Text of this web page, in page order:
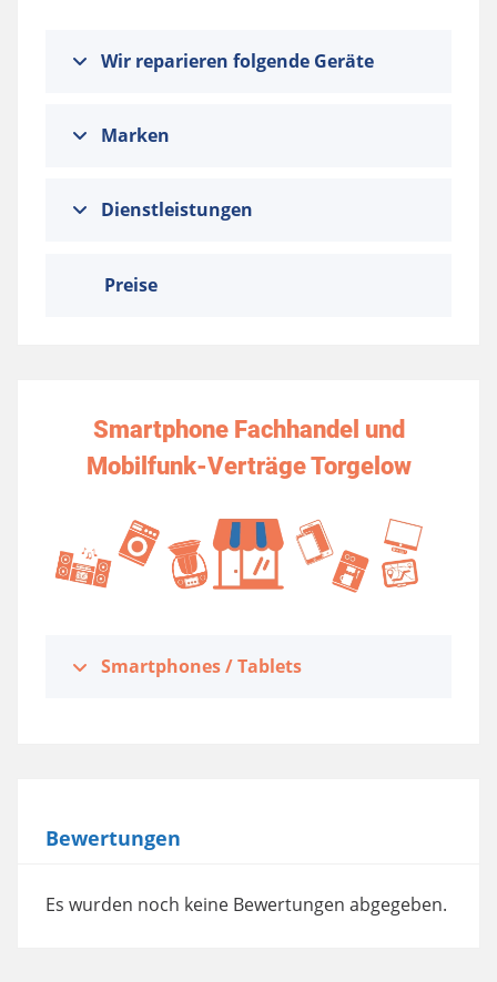
Wir reparieren folgende Geräte
Marken
Dienstleistungen
Preise
Smartphone Fachhandel und
Mobilfunk-Verträge Torgelow
Smartphones / Tablets
Bewertungen
Es wurden noch keine Bewertungen abgegeben.